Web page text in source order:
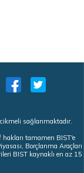
sağlanmaktadır.
tamamen BIST'e
Borçlanma Araçları
BIST kaynaklı en az 15